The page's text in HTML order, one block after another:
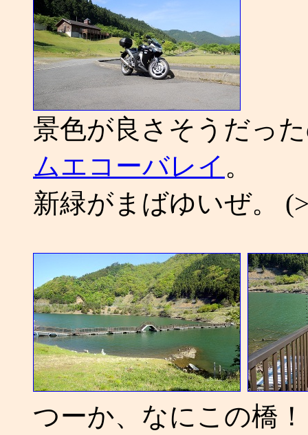
景色が良さそうだっ
ムエコーバレイ 。
新緑がまばゆいぜ。
つーか、なにこの橋